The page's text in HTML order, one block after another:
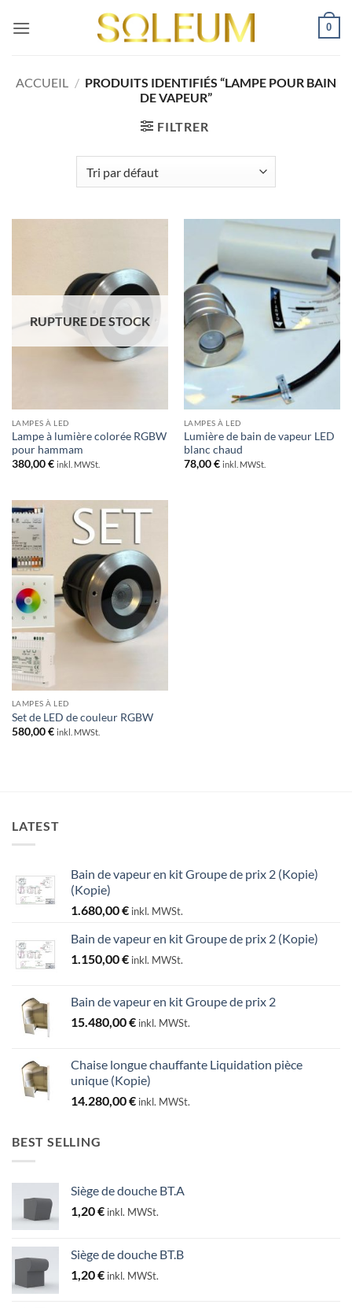
0
ACCUEIL / PRODUITS IDENTIFIÉS “LAMPE POUR BAIN
DE VAPEUR”
FILTRER
RUPTURE DE STOCK
LAMPES À LED
Lampe à lumière colorée RGBW
pour hammam
380,00€ inkl. MWSt.
LAMPES À LED
Lumière de bain de vapeur LED
blanc chaud
78,00€ inkl. MWSt.
LAMPES À LED
Set de LED de couleur RGBW
580,00€ inkl. MWSt.
LATEST
Bain de vapeur en kit Groupe de prix 2 (Kopie)
(Kopie)
1.680,00€ inkl. MWSt.
Bain de vapeur en kit Groupe de prix 2 (Kopie)
1.150,00€ inkl. MWSt.
Bain de vapeur en kit Groupe de prix 2
15.480,00€ inkl. MWSt.
Chaise longue chauffante Liquidation pièce
unique (Kopie)
14.280,00€ inkl. MWSt.
BEST SELLING
Siège de douche BT.A
1,20€ inkl. MWSt.
Siège de douche BT.B
1,20€ inkl. MWSt.